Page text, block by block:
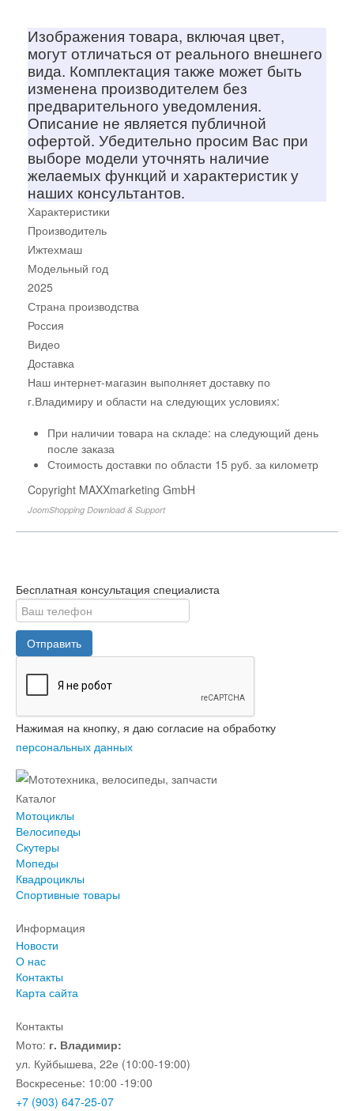
Изображения товара, включая цвет,
могут отличаться от реального внешнего
вида. Комплектация также может быть
изменена производителем без
предварительного уведомления.
Описание не является публичной
офертой. Убедительно просим Вас при
выборе модели уточнять наличие
желаемых функций и характеристик у
наших консультантов.
Характеристики
Производитель
Ижтехмаш
Модельный год
2025
Страна производства
Россия
Видео
Доставка
Наш интернет-магазин выполняет доставку по
г.Владимиру и области на следующих условиях:
При наличии товара на складе: на следующий день
после заказа
Стоимость доставки по области 15 руб. за километр
Copyright MAXXmarketing GmbH
JoomShopping Download & Support
Бесплатная консультация специалиста
Отправить
Нажимая на кнопку, я даю согласие на обработку
персональных данных
Каталог
Мотоциклы
Велосипеды
Скутеры
Мопеды
Квадроциклы
Спортивные товары
Информация
Новости
О нас
Контакты
Карта сайта
Контакты
Мото: г. Владимир:
ул. Куйбышева, 22е (10:00-19:00)
Воскресенье: 10:00 -19:00
+7 (903) 647-25-07